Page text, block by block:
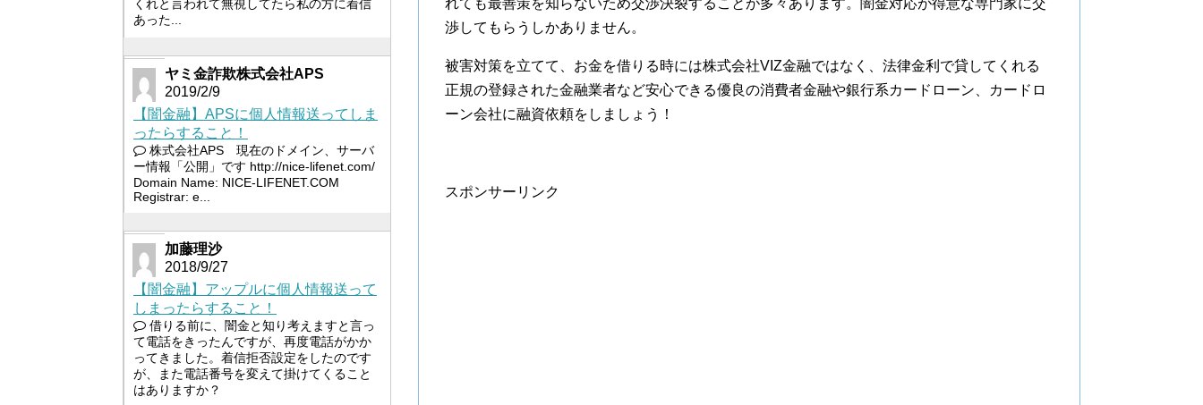
れても最善策を知らないため交渉決裂することが多々あります。闇金対応が得意な専門家に交
渉してもらうしかありません。
被害対策を立てて、お金を借りる時には株式会社VIZ金融ではなく、法律金利で貸してくれる
正規の登録された金融業者など安心できる優良の消費者金融や銀行系カードローン、カードロ
ーン会社に融資依頼をしましょう！
スポンサーリンク
くれと言われて無視してたら私の方に着信
あった...
ヤミ金詐欺株式会社APS
2019/2/9
【闇金融】APSに個人情報送ってしま
ったらすること！
株式会社APS 現在のドメイン、サーバ
ー情報「公開」です http://nice-lifenet.com/
Domain Name: NICE-LIFENET.COM
Registrar: e...
加藤理沙
2018/9/27
【闇金融】アップルに個人情報送って
しまったらすること！
借りる前に、闇金と知り考えますと言っ
て電話をきったんですが、再度電話がかか
ってきました。着信拒否設定をしたのです
が、また電話番号を変えて掛けてくること
はありますか？